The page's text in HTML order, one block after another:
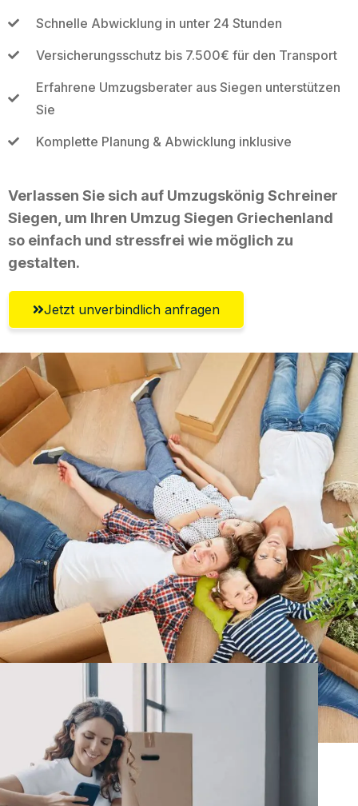
Schnelle Abwicklung in unter 24 Stunden
Versicherungsschutz bis 7.500€ für den Transport
Erfahrene Umzugsberater aus Siegen unterstützen
Sie
Komplette Planung & Abwicklung inklusive
Verlassen Sie sich auf Umzugskönig Schreiner
Siegen, um Ihren Umzug Siegen Griechenland
so einfach und stressfrei wie möglich zu
gestalten.
Jetzt unverbindlich anfragen